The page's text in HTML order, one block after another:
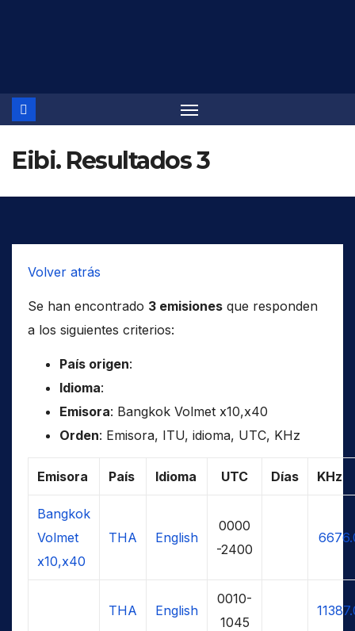
Eibi. Resultados 3
Volver atrás
Se han encontrado 3 emisiones que responden
a los siguientes criterios:
País origen:
Idioma:
Emisora: Bangkok Volmet x10,x40
Orden: Emisora, ITU, idioma, UTC, KHz
Emisora País Idioma UTC Días KHz
Bangkok
Volmet
x10,x40
THA English
0000
-2400
THA English
0010-
1045